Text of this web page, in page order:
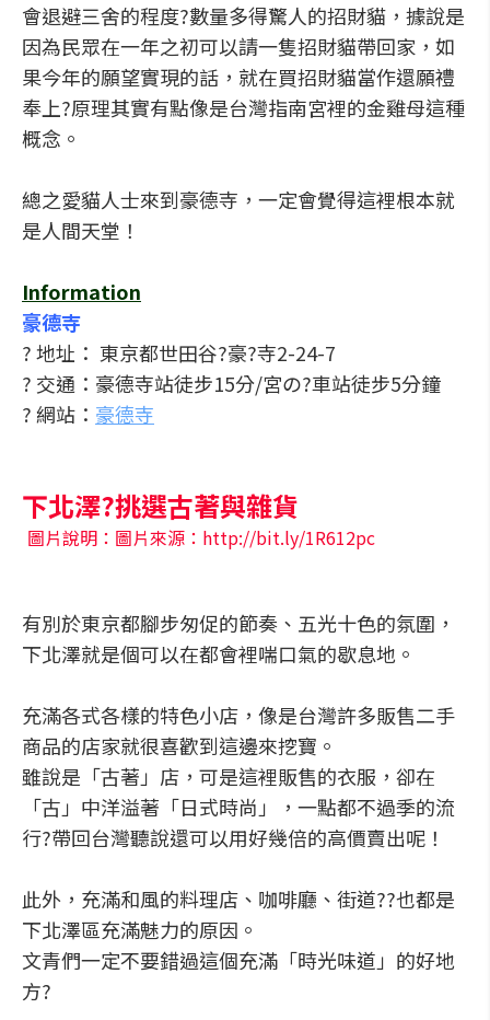
會退避三舍的程度?數量多得驚人的招財貓，據說是
因為民眾在一年之初可以請一隻招財貓帶回家，如
果今年的願望實現的話，就在買招財貓當作還願禮
奉上?原理其實有點像是台灣指南宮裡的金雞母這種
概念。
總之愛貓人士來到豪德寺，一定會覺得這裡根本就
是人間天堂！
Information
豪德寺
? 地址： 東京都世田谷?豪?寺2-24-7
? 交通：豪德寺站徒步15分/宮の?車站徒步5分鐘
? 網站： 豪德寺
下北澤?挑選古著與雜貨
圖片說明：圖片來源：http://bit.ly/1R612pc
有別於東京都腳步匆促的節奏、五光十色的氛圍，
下北澤就是個可以在都會裡喘口氣的歇息地。
充滿各式各樣的特色小店，像是台灣許多販售二手
商品的店家就很喜歡到這邊來挖寶。
雖說是「古著」店，可是這裡販售的衣服，卻在
「古」中洋溢著「日式時尚」，一點都不過季的流
行?帶回台灣聽說還可以用好幾倍的高價賣出呢！
此外，充滿和風的料理店、咖啡廳、街道??也都是
下北澤區充滿魅力的原因。
文青們一定不要錯過這個充滿「時光味道」的好地
方?